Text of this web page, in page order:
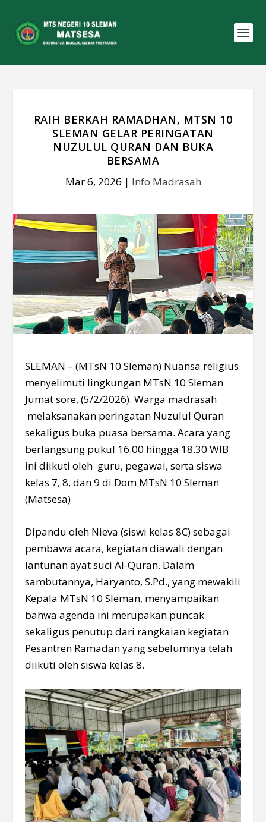
RAIH BERKAH RAMADHAN, MTSN 10
SLEMAN GELAR PERINGATAN
NUZULUL QURAN DAN BUKA
BERSAMA
Mar 6, 2026 | Info Madrasah
SLEMAN – (MTsN 10 Sleman) Nuansa religius
menyelimuti lingkungan MTsN 10 Sleman
Jumat sore, (5/2/2026). Warga madrasah
melaksanakan peringatan Nuzulul Quran
sekaligus buka puasa bersama. Acara yang
berlangsung pukul 16.00 hingga 18.30 WIB
ini diikuti oleh guru, pegawai, serta siswa
kelas 7, 8, dan 9 di Dom MTsN 10 Sleman
(Matsesa)
Dipandu oleh Nieva (siswi kelas 8C) sebagai
pembawa acara, kegiatan diawali dengan
lantunan ayat suci Al-Quran. Dalam
sambutannya, Haryanto, S.Pd., yang mewakili
Kepala MTsN 10 Sleman, menyampaikan
bahwa agenda ini merupakan puncak
sekaligus penutup dari rangkaian kegiatan
Pesantren Ramadan yang sebelumnya telah
diikuti oleh siswa kelas 8.